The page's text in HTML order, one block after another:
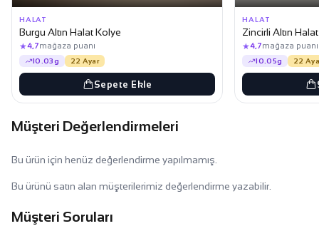
HALAT
Burgu Altın Halat Kolye
★ 4,7 mağaza puanı
10.03g 22 Ayar
Sepete Ekle
HALAT
Zincirli Altın
★ 4,7 mağaza puanı
10.05g 22
Müşteri Değerlendirmeleri
Bu ürün için henüz değerlendirme yapılmamış.
Bu ürünü satın alan müşterilerimiz değerlendirme yazabilir.
Müşteri Soruları